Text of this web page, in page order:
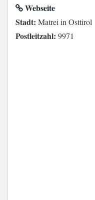
Webseite
Stadt: Matrei in Osttirol
Postleitzahl: 9971